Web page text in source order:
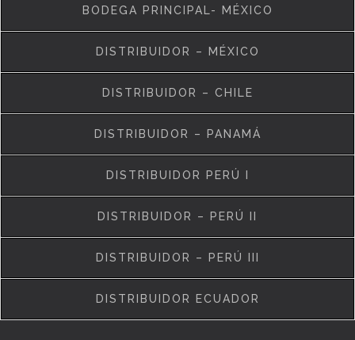
BODEGA PRINCIPAL- MÉXICO
DISTRIBUIDOR – MÉXICO
DISTRIBUIDOR – CHILE
DISTRIBUIDOR – PANAMÁ
DISTRIBUIDOR PERÚ I
DISTRIBUIDOR – PERÚ II
DISTRIBUIDOR – PERÚ III
DISTRIBUIDOR ECUADOR